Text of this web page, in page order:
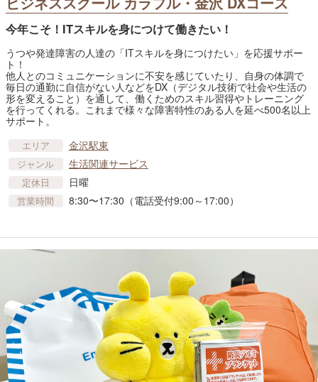
今年こそ！ITスキルを身につけて働きたい！
うつや発達障害の人達の「ITスキルを身につけたい」を応援サポー
ト！
他人とのコミュニケーションに不安を感じていたり、自身の体調で
毎日の通勤に自信がない人などをDX（デジタル技術で社会や生活の
形を変えること）を通して、働くためのスキル習得やトレーニング
を行ってくれる。これまで様々な障害特性のある人を延べ500名以上
サポート。
エリア 金沢駅東
ジャンル 生活関連サービス
定休日 日曜
営業時間 8:30〜17:30（電話受付9:00～17:00）